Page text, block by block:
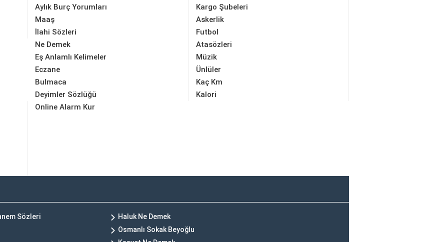
Aylık Burç Yorumları
Maaş
Kargo Şubeleri
Askerlik
İlahi Sözleri
Ne Demek
Eş Anlamlı Kelimeler
Eczane
Bulmaca
Deyimler Sözlüğü
Futbol
Atasözleri
Müzik
Ünlüler
Kaç Km
Kalori
Online Alarm Kur
Sözleri
Haluk Ne Demek
Osmanlı Sokak Beyoğlu